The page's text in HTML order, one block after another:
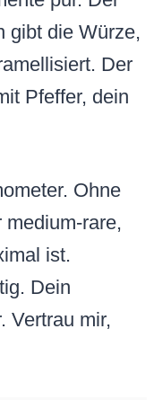
gibt die Würze,
Der
Pfeffer, dein
Ohne
medium-rare,
ist.
Dein
Vertrau mir,